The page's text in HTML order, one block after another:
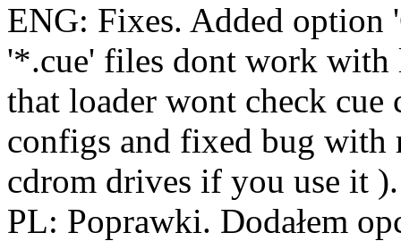
ENG: Fixes. Added option
'*.cue' files dont work with
that loader wont check cue
configs and fixed bug with
cdrom drives if you use it ).
PL: Poprawki. Dodałem